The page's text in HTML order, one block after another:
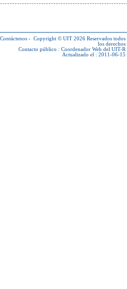
Contáctenos - Copyright © UIT 2026 Reservados todos
los derechos
Contacto público : Coordenador Web del UIT-R
Actualizado el : 2011-06-15